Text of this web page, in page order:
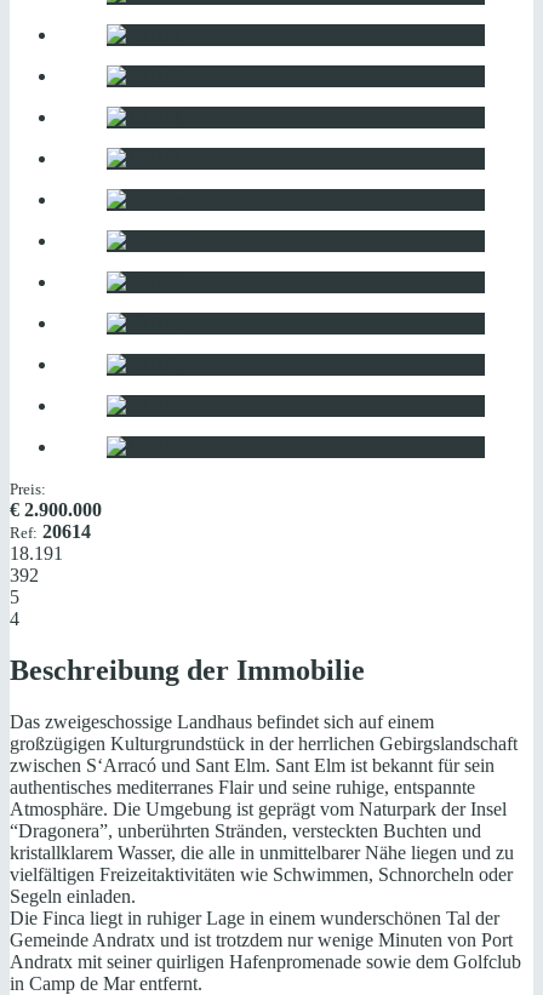
Preis:
€ 2.900.000
Ref: 20614
18.191
392
5
4
Beschreibung der Immobilie
Das zweigeschossige Landhaus befindet sich auf einem
großzügigen Kulturgrundstück in der herrlichen Gebirgslandschaft
zwischen S‘Arracó und Sant Elm. Sant Elm ist bekannt für sein
authentisches mediterranes Flair und seine ruhige, entspannte
Atmosphäre. Die Umgebung ist geprägt vom Naturpark der Insel
“Dragonera”, unberührten Stränden, versteckten Buchten und
kristallklarem Wasser, die alle in unmittelbarer Nähe liegen und zu
vielfältigen Freizeitaktivitäten wie Schwimmen, Schnorcheln oder
Segeln einladen.
Die Finca liegt in ruhiger Lage in einem wunderschönen Tal der
Gemeinde Andratx und ist trotzdem nur wenige Minuten von Port
Andratx mit seiner quirligen Hafenpromenade sowie dem Golfclub
in Camp de Mar entfernt.